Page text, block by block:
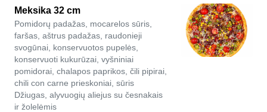
Meksika 32 cm
Pomidorų padažas, mocarelos sūris,
faršas, aštrus padažas, raudonieji
svogūnai, konservuotos pupelės,
konservuoti kukurūzai, vyšniniai
pomidorai, chalapos paprikos, čili pipirai,
chili con carne prieskoniai, sūris
Džiugas, alyvuogių aliejus su česnakais
ir žolelėmis